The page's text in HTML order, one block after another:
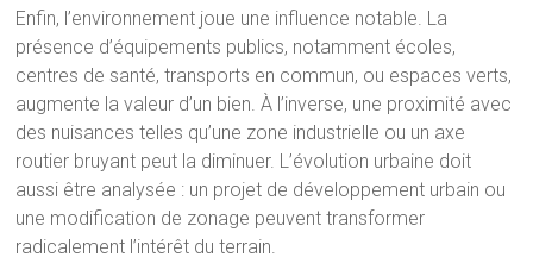
Enfin, l’environnement joue une influence notable. La
présence d’équipements publics, notamment écoles,
centres de santé, transports en commun, ou espaces verts,
augmente la valeur d’un bien. À l’inverse, une proximité avec
des nuisances telles qu’une zone industrielle ou un axe
routier bruyant peut la diminuer. L’évolution urbaine doit
aussi être analysée : un projet de développement urbain ou
une modification de zonage peuvent transformer
radicalement l’intérêt du terrain.